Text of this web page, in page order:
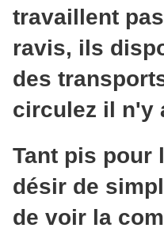
travaillent
ravis, ils
des
circulez il n'y
Tant pis pour
désir de
de voir la